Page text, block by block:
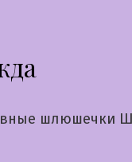
шлюшечки